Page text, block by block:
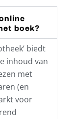
boek?
biedt
inhoud van
met
(en
voor